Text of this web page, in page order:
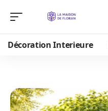
Décoration Interieure